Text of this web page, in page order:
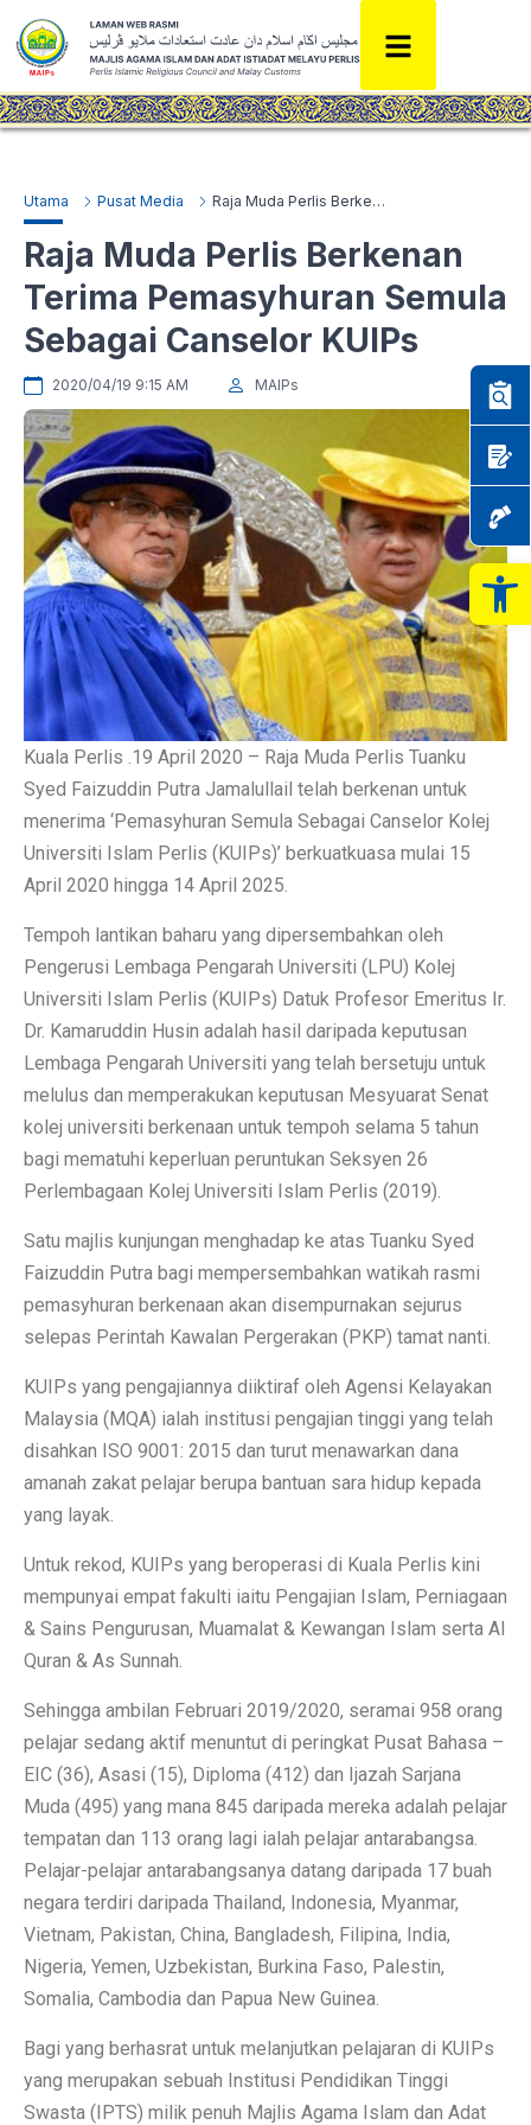
Utama Pusat Media Raja Muda Perlis Berkenan Terima Pemasyhuran Semula Sebagai Canselor KUIPs
Raja Muda Perlis Berkenan
Terima Pemasyhuran Semula
Sebagai Canselor KUIPs
2020/04/19 9:15 AM MAIPs
Kuala Perlis .19 April 2020 – Raja Muda Perlis Tuanku
Syed Faizuddin Putra Jamalullail telah berkenan untuk
menerima ‘Pemasyhuran Semula Sebagai Canselor Kolej
Universiti Islam Perlis (KUIPs)’ berkuatkuasa mulai 15
April 2020 hingga 14 April 2025.
Tempoh lantikan baharu yang dipersembahkan oleh
Pengerusi Lembaga Pengarah Universiti (LPU) Kolej
Universiti Islam Perlis (KUIPs) Datuk Profesor Emeritus Ir.
Dr. Kamaruddin Husin adalah hasil daripada keputusan
Lembaga Pengarah Universiti yang telah bersetuju untuk
melulus dan memperakukan keputusan Mesyuarat Senat
kolej universiti berkenaan untuk tempoh selama 5 tahun
bagi mematuhi keperluan peruntukan Seksyen 26
Perlembagaan Kolej Universiti Islam Perlis (2019).
Satu majlis kunjungan menghadap ke atas Tuanku Syed
Faizuddin Putra bagi mempersembahkan watikah rasmi
pemasyhuran berkenaan akan disempurnakan sejurus
selepas Perintah Kawalan Pergerakan (PKP) tamat nanti.
KUIPs yang pengajiannya diiktiraf oleh Agensi Kelayakan
Malaysia (MQA) ialah institusi pengajian tinggi yang telah
disahkan ISO 9001: 2015 dan turut menawarkan dana
amanah zakat pelajar berupa bantuan sara hidup kepada
yang layak.
Untuk rekod, KUIPs yang beroperasi di Kuala Perlis kini
mempunyai empat fakulti iaitu Pengajian Islam, Perniagaan
& Sains Pengurusan, Muamalat & Kewangan Islam serta Al
Quran & As Sunnah.
Sehingga ambilan Februari 2019/2020, seramai 958 orang
pelajar sedang aktif menuntut di peringkat Pusat Bahasa –
EIC (36), Asasi (15), Diploma (412) dan Ijazah Sarjana
Muda (495) yang mana 845 daripada mereka adalah pelajar
tempatan dan 113 orang lagi ialah pelajar antarabangsa.
Pelajar-pelajar antarabangsanya datang daripada 17 buah
negara terdiri daripada Thailand, Indonesia, Myanmar,
Vietnam, Pakistan, China, Bangladesh, Filipina, India,
Nigeria, Yemen, Uzbekistan, Burkina Faso, Palestin,
Somalia, Cambodia dan Papua New Guinea.
Bagi yang berhasrat untuk melanjutkan pelajaran di KUIPs
yang merupakan sebuah Institusi Pendidikan Tinggi
Swasta (IPTS) milik penuh Majlis Agama Islam dan Adat